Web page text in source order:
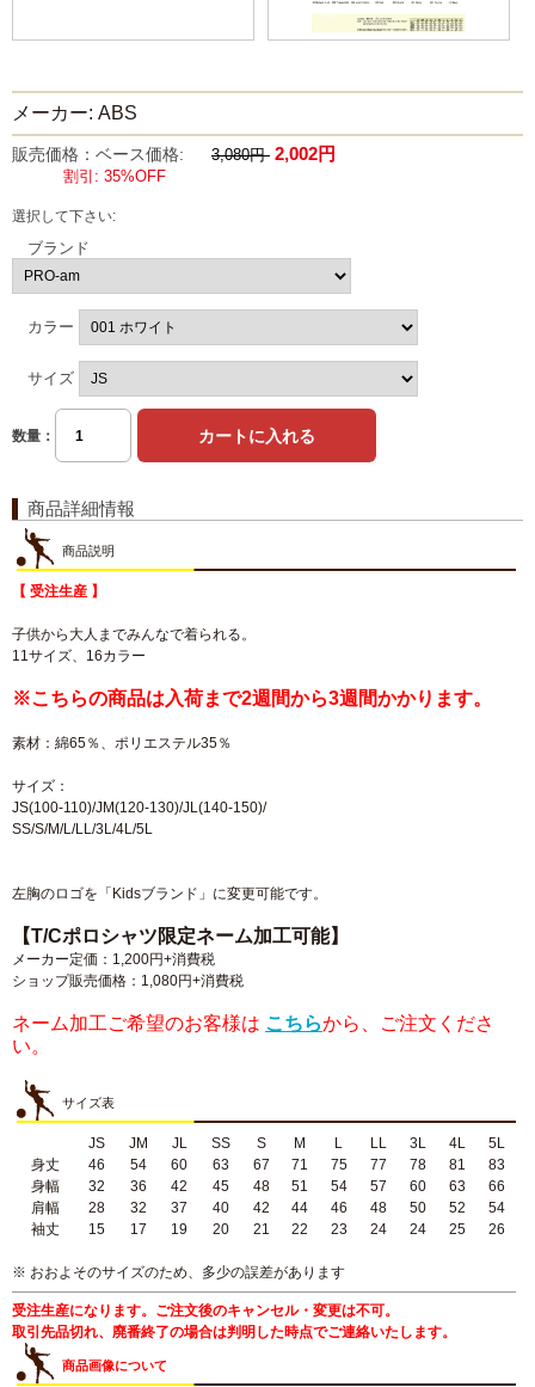
メーカー: ABS
販売価格：ベース価格: 3,080円 2,002円
割引: 35%OFF
選択して下さい:
ブランド
カラー
サイズ
数量：
商品詳細情報
商品説明
【 受注生産 】
子供から大人までみんなで着られる。
11サイズ、16カラー
※こちらの商品は入荷まで2週間から3週間かかります。
素材：綿65％、ポリエステル35％
サイズ：
JS(100-110)/JM(120-130)/JL(140-150)/
SS/S/M/L/LL/3L/4L/5L
左胸のロゴを「Kidsブランド」に変更可能です。
【T/Cポロシャツ限定ネーム加工可能】
メーカー定価：1,200円+消費税
ショップ販売価格：1,080円+消費税
ネーム加工ご希望のお客様は こちらから、ご注文くださ
い。
サイズ表
JS JM JL SS S M L LL 3L 4L
5L
身丈
46 54 60 63 67 71 75 77 78 81
83
身幅
32 36 42 45 48 51 54 57 60 63
66
肩幅
28 32 37 40 42 44 46 48 50 52
54
袖丈
15 17 19 20 21 22 23 24 24 25 26
※ おおよそのサイズのため、多少の誤差があります
受注生産になります。ご注文後のキャンセル・変更は不可。
取引先品切れ、廃番終了の場合は判明した時点でご連絡いたします。
商品画像について